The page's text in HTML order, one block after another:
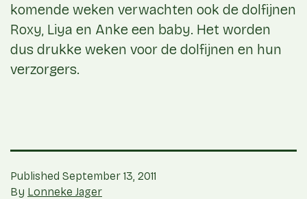
komende weken verwachten ook de dolfijnen
Roxy, Liya en Anke een baby. Het worden
dus drukke weken voor de dolfijnen en hun
verzorgers.
Published September 13, 2011
By Lonneke Jager